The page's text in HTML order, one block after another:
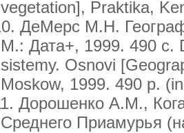
vegetation], Praktika,
ДеМерс М.Н.
М.: Дата+, 1999. 490 с.
sistemy. Osnovi
Moskow, 1999. 490 p.
Дорошенко А.М.,
Среднего Приамурья